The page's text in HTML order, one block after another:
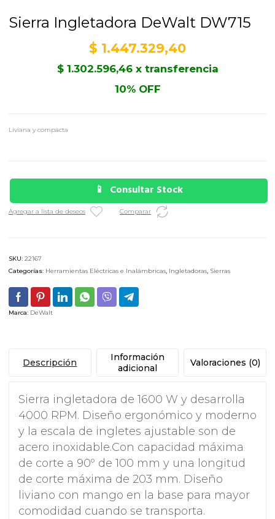
Sierra Ingletadora DeWalt DW715
$ 1.447.329,40
$1.302.596,46x transferencia
10% OFF
Liviana y compacta
Consultar Stock
Agregar a lista de deseos Comparar
SKU: 22167
Categorías: Herramientas Eléctricas e Inalámbricas, Ingletadoras, Sierras
Marca: DeWalt
Descripción
Información
adicional
Valoraciones (0)
Sierra ingletadora de 1600 W y desarrolla
4000 RPM. Diseño ergonómico y moderno
y la escala de ingletes ajustable son de
acero inoxidable.Con capacidad máxima
de corte a 90º de 100 mm y una longitud
de corte máxima de 203 mm. Diseño
liviano con mango en la base para mayor
comodidad cuando se transporta.